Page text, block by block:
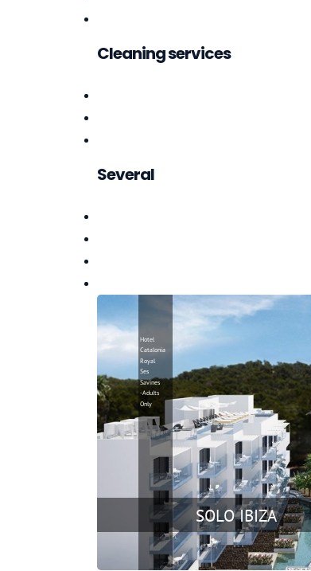
Cleaning services
Several